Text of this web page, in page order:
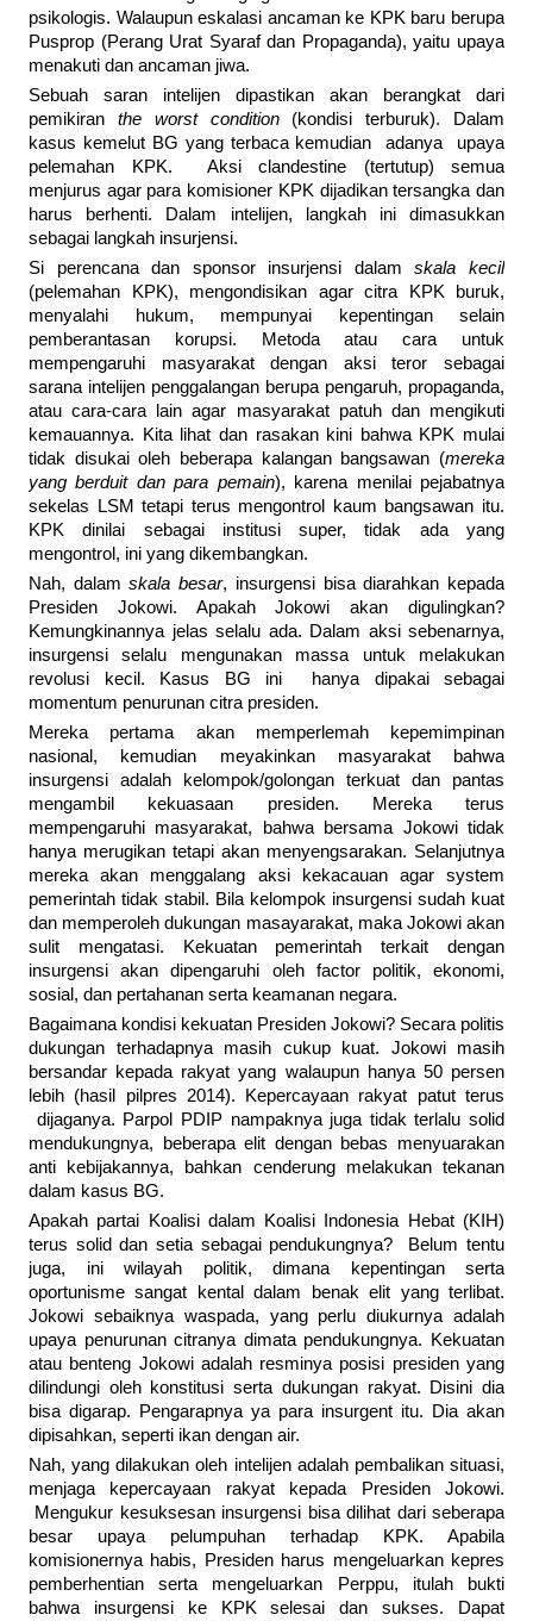
psikologis. Walaupun eskalasi ancaman ke KPK baru berupa
Pusprop (Perang Urat Syaraf dan Propaganda), yaitu upaya
menakuti dan ancaman jiwa.
Sebuah saran intelijen dipastikan akan berangkat dari
pemikiran the worst condition(kondisi terburuk). Dalam
kasus kemelut BG yang terbaca kemudian adanya upaya
pelemahan KPK. Aksi clandestine (tertutup) semua
menjurus agar para komisioner KPK dijadikan tersangka dan
harus berhenti. Dalam intelijen, langkah ini dimasukkan
sebagai langkah insurjensi.
Si perencana dan sponsor insurjensi dalam skala kecil
(pelemahan KPK), mengondisikan agar citra KPK buruk,
menyalahi hukum, mempunyai kepentingan selain
pemberantasan korupsi. Metoda atau cara untuk
mempengaruhi masyarakat dengan aksi teror sebagai
sarana intelijen penggalangan berupa pengaruh, propaganda,
atau cara-cara lain agar masyarakat patuh dan mengikuti
kemauannya. Kita lihat dan rasakan kini bahwa KPK mulai
tidak disukai oleh beberapa kalangan bangsawan (mereka
yang berduit dan para pemain), karena menilai pejabatnya
sekelas LSM tetapi terus mengontrol kaum bangsawan itu.
KPK dinilai sebagai institusi super, tidak ada yang
mengontrol, ini yang dikembangkan.
Nah, dalamskala besar, insurgensi bisa diarahkan kepada
Presiden Jokowi. Apakah Jokowi akan digulingkan?
Kemungkinannya jelas selalu ada. Dalam aksi sebenarnya,
insurgensi selalu mengunakan massa untuk melakukan
revolusi kecil. Kasus BG ini hanya dipakai sebagai
momentum penurunan citra presiden.
Mereka pertama akan memperlemah kepemimpinan
nasional, kemudian meyakinkan masyarakat bahwa
insurgensi adalah kelompok/golongan terkuat dan pantas
mengambil kekuasaan presiden. Mereka terus
mempengaruhi masyarakat, bahwa bersama Jokowi tidak
hanya merugikan tetapi akan menyengsarakan. Selanjutnya
mereka akan menggalang aksi kekacauan agar system
pemerintah tidak stabil. Bila kelompok insurgensi sudah kuat
dan memperoleh dukungan masayarakat, maka Jokowi akan
sulit mengatasi. Kekuatan pemerintah terkait dengan
insurgensi akan dipengaruhi oleh factor politik, ekonomi,
sosial, dan pertahanan serta keamanan negara.
Bagaimana kondisi kekuatan Presiden Jokowi? Secara politis
dukungan terhadapnya masih cukup kuat. Jokowi masih
bersandar kepada rakyat yang walaupun hanya 50 persen
lebih (hasil pilpres 2014). Kepercayaan rakyat patut terus
dijaganya. Parpol PDIP nampaknya juga tidak terlalu solid
mendukungnya, beberapa elit dengan bebas menyuarakan
anti kebijakannya, bahkan cenderung melakukan tekanan
dalam kasus BG.
Apakah partai Koalisi dalam Koalisi Indonesia Hebat (KIH)
terus solid dan setia sebagai pendukungnya? Belum tentu
juga, ini wilayah politik, dimana kepentingan serta
oportunisme sangat kental dalam benak elit yang terlibat.
Jokowi sebaiknya waspada, yang perlu diukurnya adalah
upaya penurunan citranya dimata pendukungnya. Kekuatan
atau benteng Jokowi adalah resminya posisi presiden yang
dilindungi oleh konstitusi serta dukungan rakyat. Disini dia
bisa digarap. Pengarapnya ya para insurgent itu. Dia akan
dipisahkan, seperti ikan dengan air.
Nah, yang dilakukan oleh intelijen adalah pembalikan situasi,
menjaga kepercayaan rakyat kepada Presiden Jokowi.
Mengukur kesuksesan insurgensi bisa dilihat dari seberapa
besar upaya pelumpuhan terhadap KPK. Apabila
komisionernya habis, Presiden harus mengeluarkan kepres
pemberhentian serta mengeluarkan Perppu, itulah bukti
bahwa insurgensi ke KPK selesai dan sukses. Dapat